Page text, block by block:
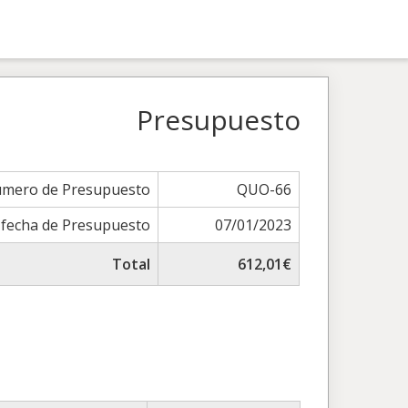
Presupuesto
de Presupuesto
QUO-66
fecha de Presupuesto
07/01/2023
Total
612,01€